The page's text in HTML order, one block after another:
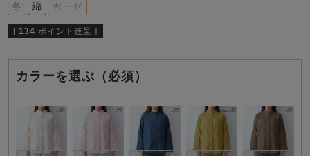
単品
ン単品
単品
ン単品
冬 綿 ガーゼ
[ 134 ポイント進呈 ]
カラーを選ぶ（必須）